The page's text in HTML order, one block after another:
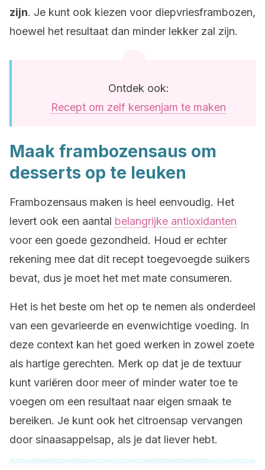
zijn. Je kunt ook kiezen voor diepvriesframbozen,
hoewel het resultaat dan minder lekker zal zijn.
Ontdek ook:
Recept om zelf kersenjam te maken
Maak frambozensaus om
desserts op te leuken
Frambozensaus maken is heel eenvoudig. Het
levert ook een aantal belangrijke antioxidanten
voor een goede gezondheid. Houd er echter
rekening mee dat dit recept toegevoegde suikers
bevat, dus je moet het met mate consumeren.
Het is het beste om het op te nemen als onderdeel
van een gevarieerde en evenwichtige voeding. In
deze context kan het goed werken in zowel zoete
als hartige gerechten. Merk op dat je de textuur
kunt variëren door meer of minder water toe te
voegen om een resultaat naar eigen smaak te
bereiken. Je kunt ook het citroensap vervangen
door sinaasappelsap, als je dat liever hebt.